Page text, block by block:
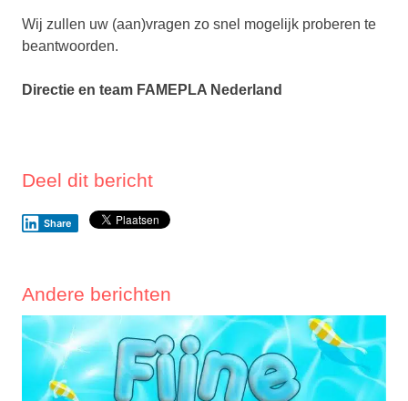
Wij zullen uw (aan)vragen zo snel mogelijk proberen te
beantwoorden.
Directie en team FAMEPLA Nederland
Deel dit bericht
Share
Andere berichten